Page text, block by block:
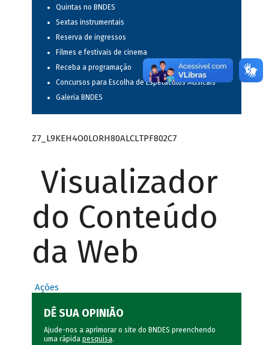
Quintas no BNDES
Sextas instrumentais
Reserva de ingressos
Filmes e festivais de cinema
Receba a programação
Concursos para Escolha de Espetáculos Musicais
Galeria BNDES
Z7_L9KEH4O0LORH80ALCLTPF802C7
Visualizador
do Conteúdo
da Web
Ações
DÊ SUA OPINIÃO
Ajude-nos a aprimorar o site do BNDES preenchendo
uma rápida pesquisa.